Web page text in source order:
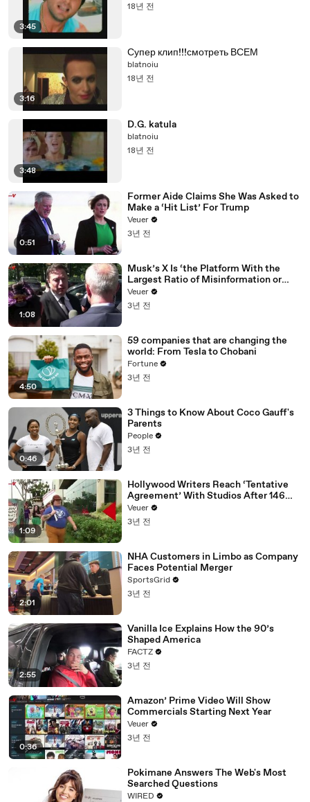
3:45
18년 전
3:16
Супер клип!!!смотреть ВСЕМ
blatnoiu
18년 전
3:48
D.G. katula
blatnoiu
18년 전
0:51
Former Aide Claims She Was Asked to
Make a ‘Hit List’ For Trump
Veuer
3년 전
1:08
Musk’s X Is ‘the Platform With the
Largest Ratio of Misinformation or
Disinformation’ Amongst All Social
Media Platforms
Veuer
3년 전
4:50
59 companies that are changing the
world: From Tesla to Chobani
Fortune
3년 전
0:46
3 Things to Know About Coco Gauff's
Parents
People
3년 전
1:09
Hollywood Writers Reach ‘Tentative
Agreement’ With Studios After 146
Day Strike
Veuer
3년 전
2:01
NHA Customers in Limbo as Company
Faces Potential Merger
SportsGrid
3년 전
2:55
Vanilla Ice Explains How the 90’s
Shaped America
FACTZ
3년 전
0:36
Amazon’ Prime Video Will Show
Commercials Starting Next Year
Veuer
3년 전
Pokimane Answers The Web's Most
Searched Questions
WIRED